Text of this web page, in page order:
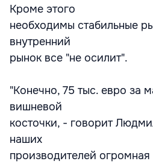
Кроме этого
необходимы стабильные
внутренний
рынок все "не осилит".
"Конечно, 75 тыс. евро за
вишневой
косточки, - говорит
наших
производителей